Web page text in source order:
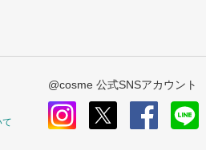
@cosme 公式SNSアカウント